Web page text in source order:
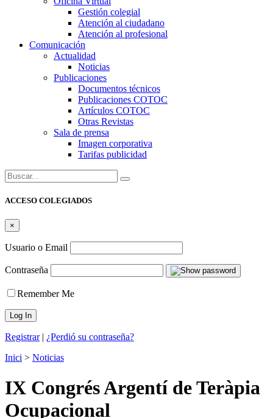
Gestión colegial
Atención al ciudadano
Atención al profesional
Comunicación
Actualidad
Noticias
Publicaciones
Documentos técnicos
Publicaciones COTOC
Artículos COTOC
Otras Revistas
Sala de prensa
Imagen corporativa
Tarifas publicidad
Buscar:
ACCESO COLEGIADOS
×
Usuario o Email
Contraseña
Remember Me
Registrar| ¿Perdió su contraseña?
Inici > Noticias
IX Congrés Argentí de Teràpia
Ocupacional